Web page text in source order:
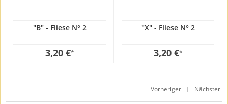
"B" - Fliese N° 2
3,20 €*
"X" - Fliese N° 2
3,20 €*
Vorheriger | Nächster